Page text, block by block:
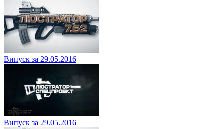
Випуск за 29.05.2016
Випуск за 29.05.2016